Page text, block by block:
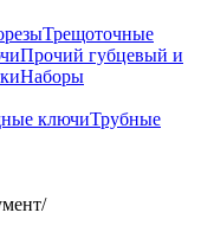
Трещоточные
Прочий губцевый и
Наборы
ключиТрубные
/